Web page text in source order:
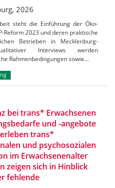
2026
steht die Einführung der Öko-
Reform 2023 und deren praktische
Betrieben in Mecklenburg-
Interviews werden
Rahmenbedingungen sowie…
bei trans* Erwachsenen
und -angebote
trans*
und psychosozialen
im Erwachsenenalter
zeigen sich in Hinblick
fehlende